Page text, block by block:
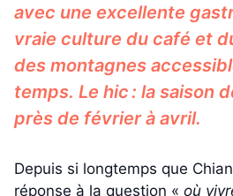
avec une excellente
vraie culture du café et
des montagnes
temps. Le hic : la saison
près de février à avril.
Depuis si longtemps que
réponse à la question « où